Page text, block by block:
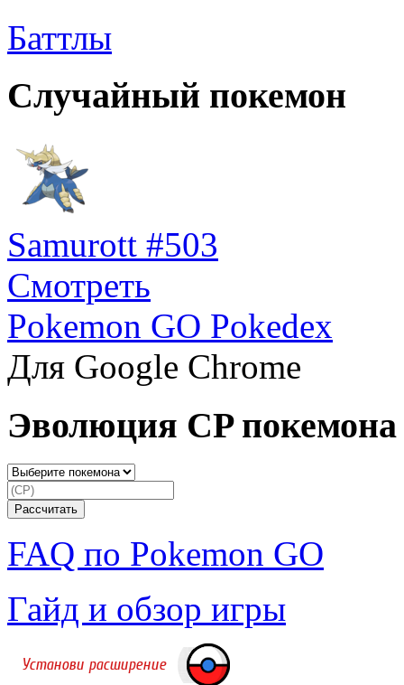
Баттлы
Случайный покемон
Samurott #503
Смотреть
Pokemon GO Pokedex
Для Google Chrome
Эволюция CP покемона
FAQ по Pokemon GO
Гайд и обзор игры